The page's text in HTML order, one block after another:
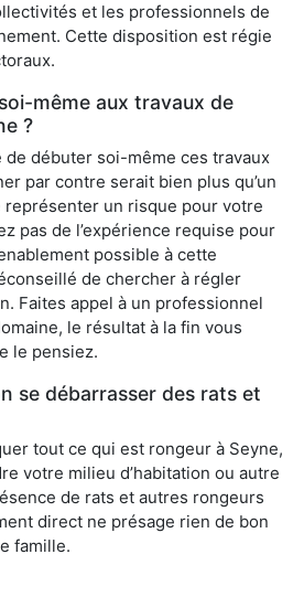
et les professionnels de
Cette disposition est régie
même aux travaux de
?
de débuter soi-même ces travaux
par contre serait bien plus qu’un
représenter un risque pour votre
pas de l’expérience requise pour
possible à cette
de chercher à régler
Faites appel à un professionnel
le résultat à la fin vous
le pensiez.
se débarrasser des rats et
tout ce qui est rongeur à Seyne,
votre milieu d’habitation ou autre
de rats et autres rongeurs
direct ne présage rien de bon
famille.